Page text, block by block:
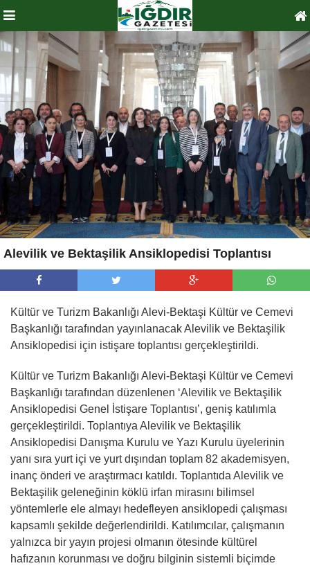
Alevilik ve Bektaşilik Ansiklopedisi Toplantısı
Kültür ve Turizm Bakanlığı Alevi-Bektaşi Kültür ve Cemevi
Başkanlığı tarafından yayınlanacak Alevilik ve Bektaşilik
Ansiklopedisi için istişare toplantısı gerçekleştirildi.
Kültür ve Turizm Bakanlığı Alevi-Bektaşi Kültür ve Cemevi
Başkanlığı tarafından düzenlenen ‘Alevilik ve Bektaşilik
Ansiklopedisi Genel İstişare Toplantısı’, geniş katılımla
gerçekleştirildi. Toplantıya Alevilik ve Bektaşilik
Ansiklopedisi Danışma Kurulu ve Yazı Kurulu üyelerinin
yanı sıra yurt içi ve yurt dışından toplam 82 akademisyen,
inanç önderi ve araştırmacı katıldı. Toplantıda Alevilik ve
Bektaşilik geleneğinin köklü irfan mirasını bilimsel
yöntemlerle ele almayı hedefleyen ansiklopedi çalışması
kapsamlı şekilde değerlendirildi. Katılımcılar, çalışmanın
yalnızca bir yayın projesi olmanın ötesinde kültürel
hafızanın korunması ve doğru bilginin sistemli biçimde